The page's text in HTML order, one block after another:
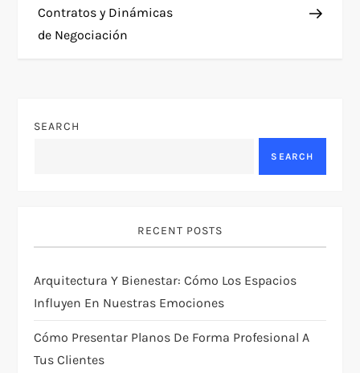
t
v
a
t
i
o
Contratos y Dinámicas
de Negociación
SEARCH
SEARCH
RECENT POSTS
Arquitectura Y Bienestar: Cómo Los Espacios
Influyen En Nuestras Emociones
Cómo Presentar Planos De Forma Profesional A
Tus Clientes